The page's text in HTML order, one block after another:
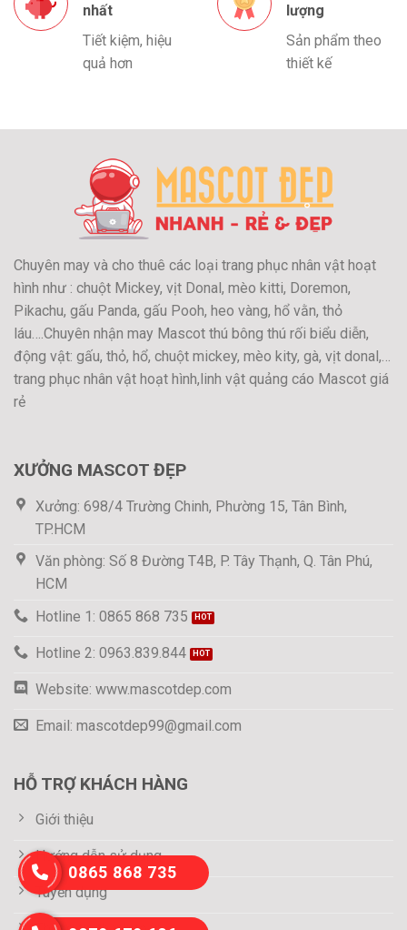
nhất
Tiết kiệm, hiệu
quả hơn
lượng
Sản phẩm theo
thiết kế
Chuyên may và cho thuê các loại trang phục nhân vật hoạt
hình như : chuột Mickey, vịt Donal, mèo kitti, Doremon,
Pikachu, gấu Panda, gấu Pooh, heo vàng, hổ vằn, thỏ
láu….Chuyên nhận may Mascot thú bông thú rối biểu diễn,
động vật: gấu, thỏ, hổ, chuột mickey, mèo kity, gà, vịt donal,…
trang phục nhân vật hoạt hình,linh vật quảng cáo Mascot giá
rẻ
XƯỞNG MASCOT ĐẸP
Xưởng: 698/4 Trường Chinh, Phường 15, Tân Bình,
TP.HCM
Văn phòng: Số 8 Đường T4B, P. Tây Thạnh, Q. Tân Phú,
HCM
Hotline 1: 0865 868 735
Hotline 2: 0963.839.844
Website: www.mascotdep.com
Email: mascotdep99@gmail.com
HỖ TRỢ KHÁCH HÀNG
Giới thiệu
Hướng dẫn sử dụng
Tuyển dụng
0865 868 735